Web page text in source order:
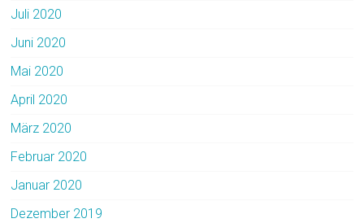
Juli 2020
Juni 2020
Mai 2020
April 2020
März 2020
Februar 2020
Januar 2020
Dezember 2019